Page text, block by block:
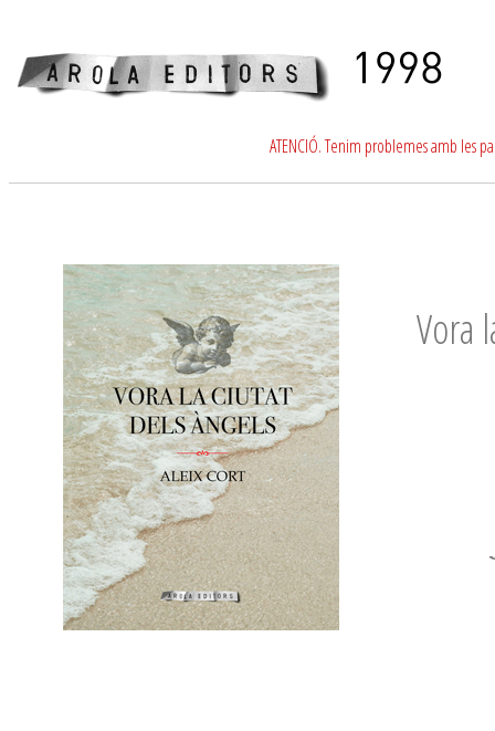
ATENCIÓ. Tenim problemes amb les
Vora